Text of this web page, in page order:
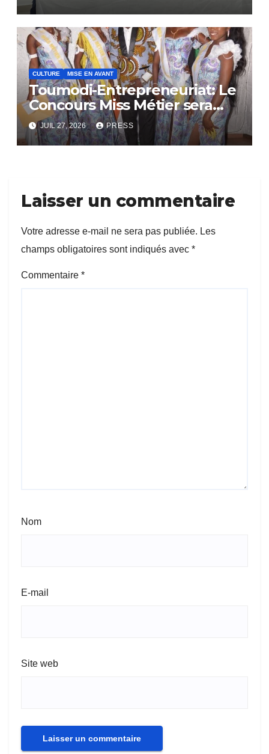
CULTURE MISE EN AVANT
Toumodi-Entrepreneuriat: Le
Concours Miss Métier sera
bientôt lance.
JUIL 27, 2026 PRESS
Laisser un commentaire
Votre adresse e-mail ne sera pas publiée. Les
champs obligatoires sont indiqués avec *
Commentaire *
Nom
E-mail
Site web